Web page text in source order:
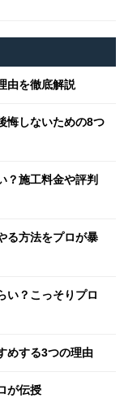
由を徹底解説
悔しないための8つ
？施工料金や評判
る方法をプロが暴
い？こっそりプロ
めする3つの理由
が伝授